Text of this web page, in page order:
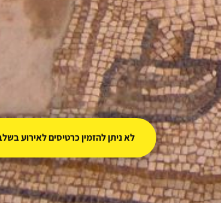
לא ניתן להזמין כרטיסים לאירוע